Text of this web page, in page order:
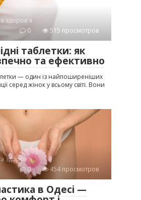
здоров'я
0
515 просмотров
таблетки: як
та ефективно
— один із найпоширеніших
серед жінок у всьому світі. Вони
здоров'я
0
454 просмотров
в Одесі —